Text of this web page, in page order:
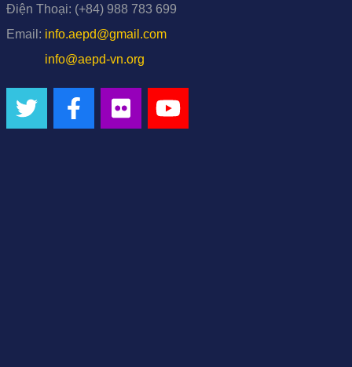
Điện Thoại: (+84) 988 783 699
Email: info.aepd@gmail.com
info@aepd-vn.org